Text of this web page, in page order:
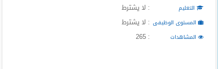
التعليم : لا يشترط
المستوى الوظيفى : لا يشترط
المشاهدات : 265